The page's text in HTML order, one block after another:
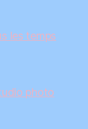
les temps
photo